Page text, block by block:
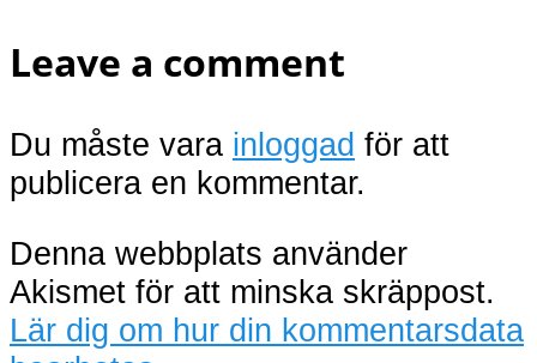
Leave a comment
Du måste vara inloggad för att
publicera en kommentar.
Denna webbplats använder
Akismet för att minska skräppost.
Lär dig om hur din kommentarsdata